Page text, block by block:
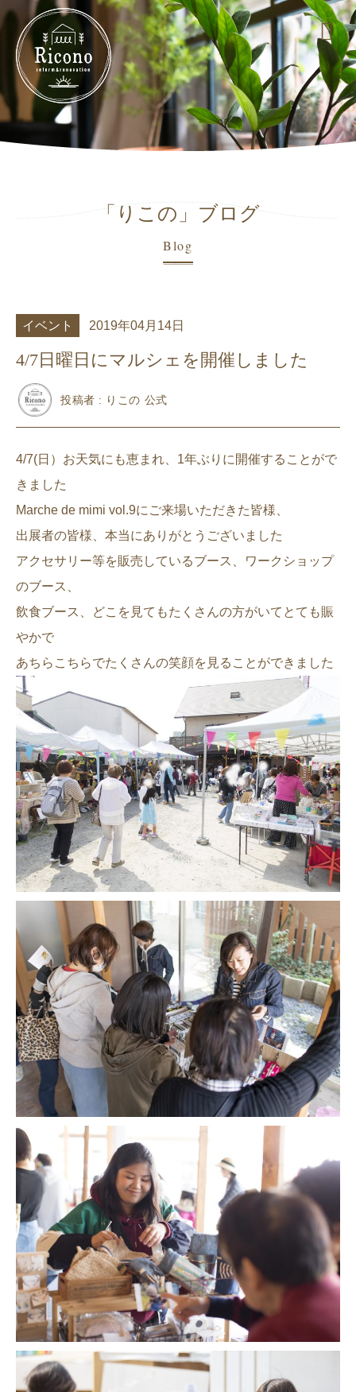
「りこの」ブログ
Blog
イベント 2019年04月14日
4/7日曜日にマルシェを開催しました
投稿者 : りこの 公式
4/7(日）お天気にも恵まれ、1年ぶりに開催することがで
きました
Marche de mimi vol.9にご来場いただきた皆様、
出展者の皆様、本当にありがとうございました
アクセサリー等を販売しているブース、ワークショップ
のブース、
飲食ブース、どこを見てもたくさんの方がいてとても賑
やかで
あちらこちらでたくさんの笑顔を見ることができました